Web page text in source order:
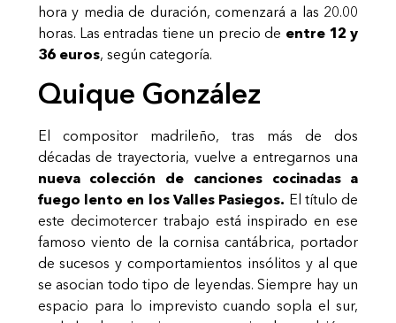
hora y media de duración, comenzará a las 20.00
horas. Las entradas tiene un precio de entre 12 y
36 euros, según categoría.
Quique González
El compositor madrileño, tras más de dos
décadas de trayectoria, vuelve a entregarnos una
nueva colección de canciones cocinadas a
fuego lento en los Valles Pasiegos. El título de
este decimotercer trabajo está inspirado en ese
famoso viento de la cornisa cantábrica, portador
de sucesos y comportamientos insólitos y al que
se asocian todo tipo de leyendas. Siempre hay un
espacio para lo imprevisto cuando sopla el sur,